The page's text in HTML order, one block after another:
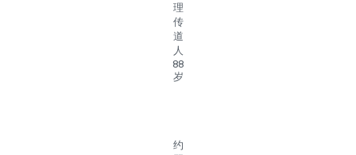
理
传
道
人
88
岁
约